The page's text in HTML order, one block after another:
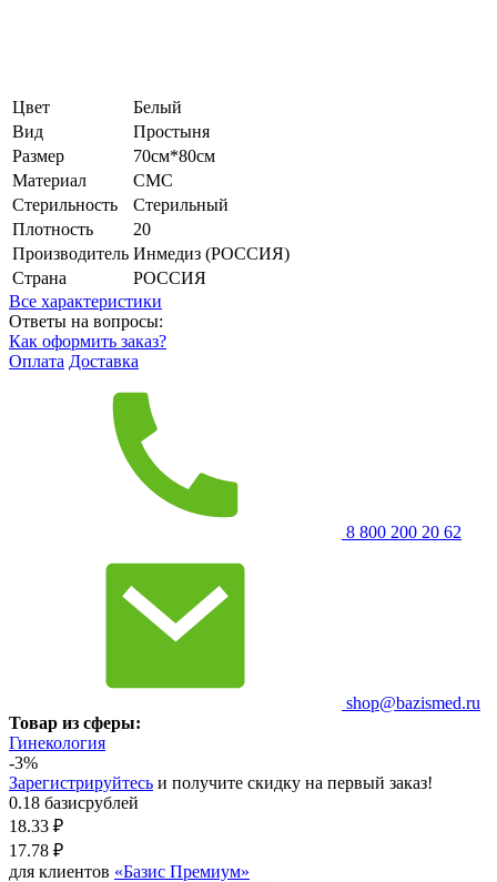
Цвет
Белый
Вид
Простыня
Размер
70см*80см
Материал
СМС
Стерильность
Стерильный
Плотность
20
Производитель Инмедиз (РОССИЯ)
Страна
РОССИЯ
Все характеристики
Ответы на вопросы:
Как оформить заказ?
Оплата Доставка
8 800 200 20 62
shop@bazismed.ru
Товар из сферы:
Гинекология
-3%
Зарегистрируйтесь и получите скидку на первый заказ!
0.18 базисрублей
18.33 ₽
17.78 ₽
для клиентов «Базис Премиум»